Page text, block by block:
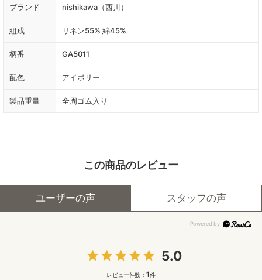
ブランド nishikawa（西川）
組成 リネン55% 綿45%
柄番 GA5011
配色 アイボリー
製品重量 全周ゴム入り
この商品のレビュー
ユーザーの声 スタッフの声
5.0
レビュー件数： 1件